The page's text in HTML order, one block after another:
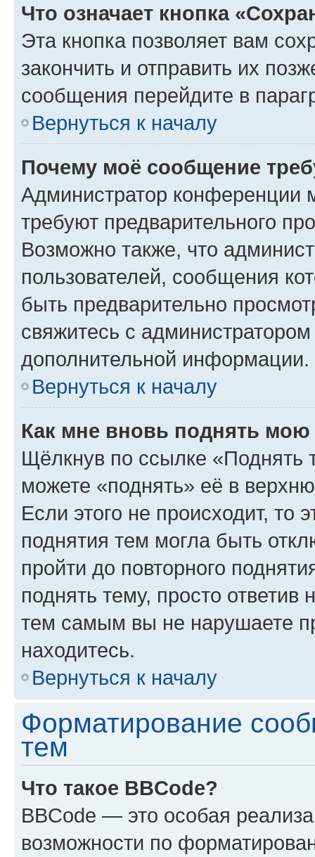
Что означает кнопка
Эта кнопка позволяет вам
закончить и отправить их
сообщения перейдите в
Вернуться к началу
Почему моё сообщение
Администратор конференции
требуют предварительного
Возможно также, что
пользователей, сообщения
быть предварительно
свяжитесь с
дополнительной информации.
Вернуться к началу
Как мне вновь поднять мою
Щёлкнув по ссылке «Поднять
можете «поднять» её в
Если этого не происходит, то
поднятия тем могла быть
пройти до повторного
поднять тему, просто ответив
тем самым вы не нарушаете
находитесь.
Вернуться к началу
Форматирование
тем
Что такое BBCode?
BBCode — это особая
возможности по